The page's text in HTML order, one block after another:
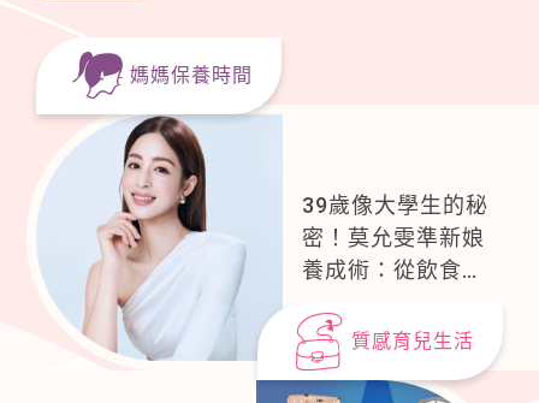
媽媽保養時間
39歲像大學生的秘
密！莫允雯準新娘
養成術：從飲食、
全方位保養
質感育兒生活